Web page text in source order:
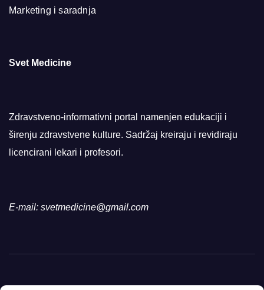
Marketing i saradnja
Svet Medicine
Zdravstveno-informativni portal namenjen edukaciji i
širenju zdravstvene kulture. Sadržaj kreiraju i revidiraju
licencirani lekari i profesori.
E-mail: svetmedicine@gmail.com